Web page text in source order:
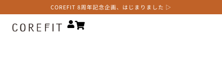
COREFIT 8周年記念企画、はじまりました ▷